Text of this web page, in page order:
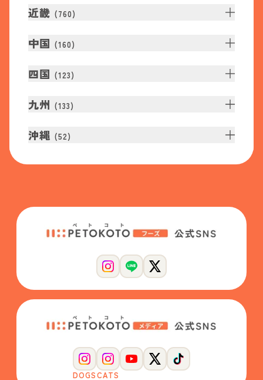
近畿 (760)
中国 (160)
四国 (123)
九州 (133)
沖縄 (52)
DOGSCATS